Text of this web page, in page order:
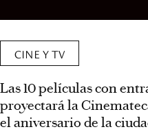
CINE Y TV
Las 10 películas con
proyectará la
el aniversario de la